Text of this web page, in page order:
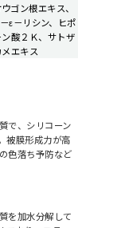
ゴン根エキス、
ε－リシン、ヒポ
酸２Ｋ、サトザ
エキス
で、シリコーン
被膜形成力が高
色落ち予防など
を加水分解して